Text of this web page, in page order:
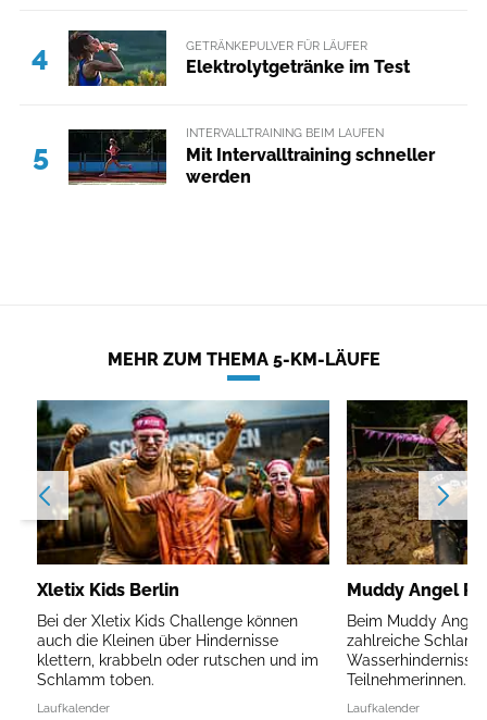
4 GETRÄNKEPULVER FÜR LÄUFER
Elektrolytgetränke im Test
5
INTERVALLTRAINING BEIM LAUFEN
Mit Intervalltraining schneller
werden
MEHR ZUM THEMA 5-KM-LÄUFE
Xletix Kids Berlin
Bei der Xletix Kids Challenge können
auch die Kleinen über Hindernisse
klettern, krabbeln oder rutschen und im
Schlamm toben.
Laufkalender
Muddy Angel
Beim Muddy
zahlreiche
Wasserhindernisse
Teilnehmerinnen.
Laufkalender